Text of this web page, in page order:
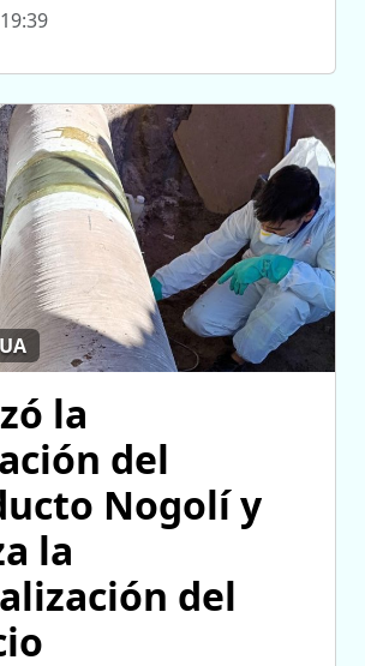
la
del
Nogolí y
la
del